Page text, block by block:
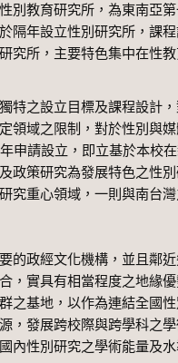
別教育研究所，為東南亞
隔年設立性別研究所，課
究所，主要特色集中在性
之設立目標及課程設計，
領域之限制，對於性別與
申請設立，即立基於本校
政策研究為發展特色之性
究重心領域，一則與南台
政經文化機構，並且鄰近
，實具有相當程度之地緣
之基地，以作為連結全國
，發展跨校際與跨學科之
內性別研究之學術能量及水